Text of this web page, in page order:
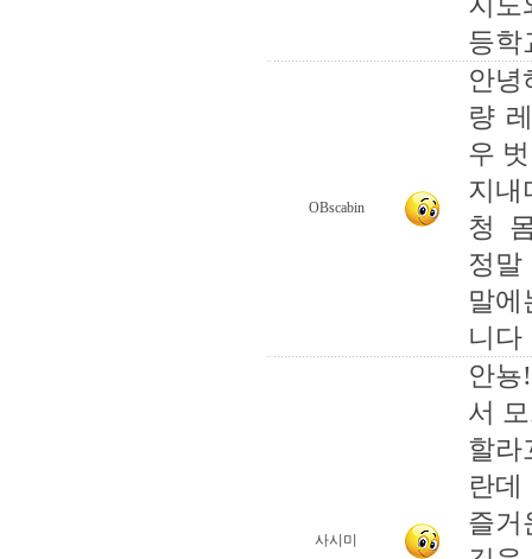
등학
OBscabin
안
량
우
지내
청
정말
말
니다
사시미
안
서
할라
란데
즐거